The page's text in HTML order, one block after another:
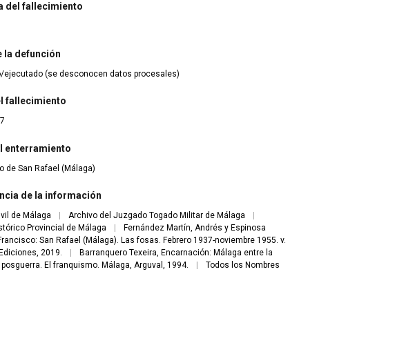
del fallecimiento
la defunción
ejecutado (se desconocen datos procesales)
fallecimiento
enterramiento
de San Rafael (Málaga)
de la información
de Málaga Archivo del Juzgado Togado Militar de Málaga
Provincial de Málaga
Fernández Martín, Andrés y Espinosa
San Rafael (Málaga). Las fosas. Febrero 1937-noviembre 1955. v.
2019.
Barranquero Texeira, Encarnación: Málaga entre la
El franquismo. Málaga, Arguval, 1994.
Todos los Nombres